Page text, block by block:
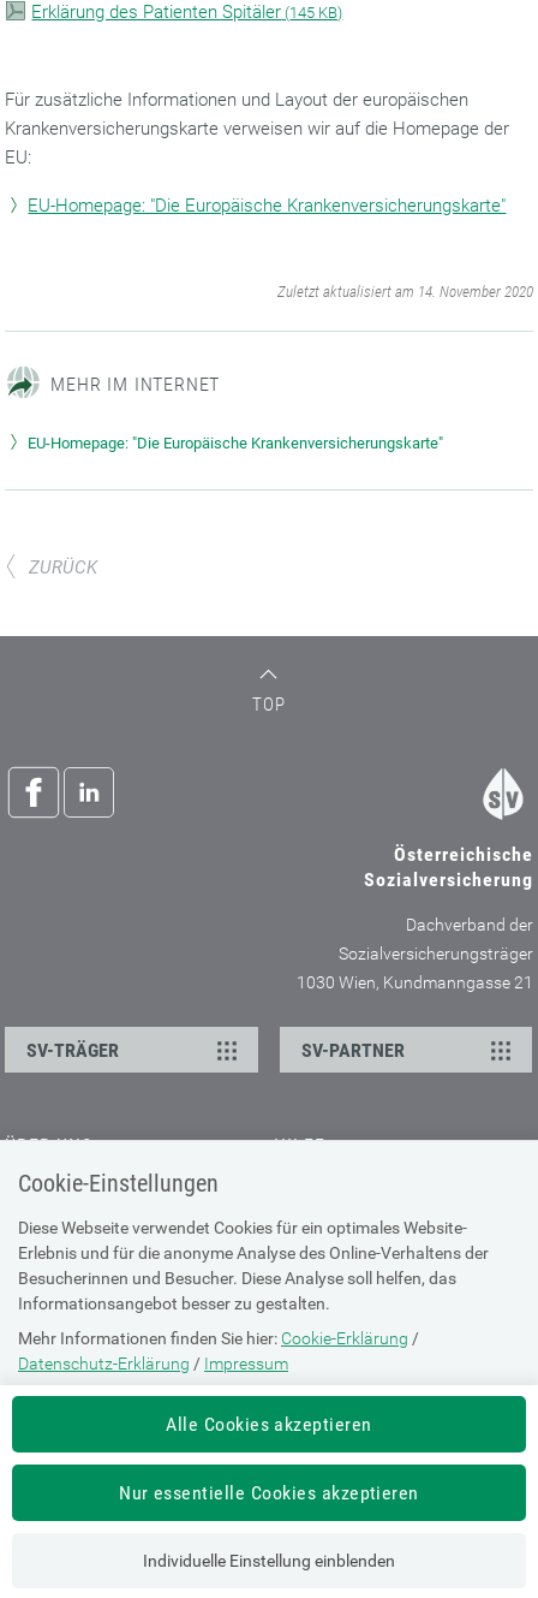
Cookie-Einstellungen
Diese Webseite verwendet Cookies für ein optimales Website-
Erlebnis und für die anonyme Analyse des Online-Verhaltens der
Besucherinnen und Besucher. Diese Analyse soll helfen, das
Informationsangebot besser zu gestalten.
Mehr Informationen finden Sie hier: Cookie-Erklärung /
Datenschutz-Erklärung / Impressum
Die Einstellung können Sie jederzeit auf der Seite "Cookie-Erklärung"
Alle Cookies akzeptieren
Nur essentielle Cookies akzeptieren
Individuelle Einstellung einblenden
Erklärung des Patienten Spitäler (145 KB)
Für zusätzliche Informationen und Layout der europäischen
Krankenversicherungskarte verweisen wir auf die Homepage der
EU:
EU-Homepage: "Die Europäische Krankenversicherungskarte"
Zuletzt aktualisiert am 14. November 2020
MEHR IM INTERNET
EU-Homepage: "Die Europäische Krankenversicherungskarte"
ZURÜCK
TOP
Österreichische
Sozialversicherung
Dachverband der
Sozialversicherungsträger
1030 Wien, Kundmanngasse 21
SV-TRÄGER SV-PARTNER
ÜBER UNS
Kontakt
Offene Stellen
Presse
HILFE
Browser-Info & Sicherheit
Hilfe zur Suche
Technische Unterstützung
DATENSCHUTZ
Cookie-Erklärung
Datenschutz-Erklärung
Impressum
Nutzungsbestimmungen